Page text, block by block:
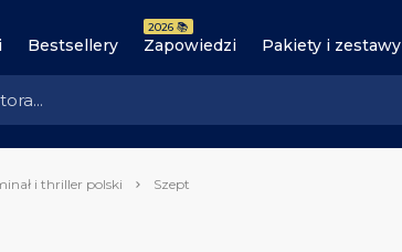
Bestsellery Zapowiedzi
2026 📚
Pakiety i zestawy
i thriller polski Szept